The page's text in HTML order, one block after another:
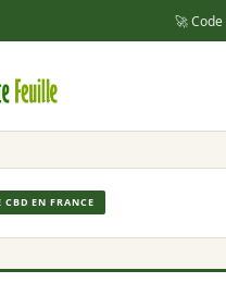
🚀 Code
EN FRANCE